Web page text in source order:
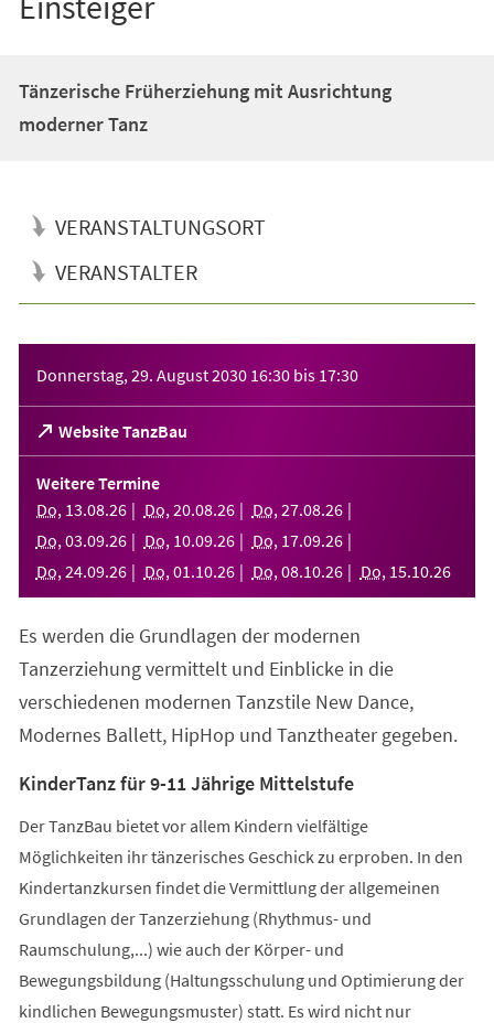
Tänzerische Früherziehung mit Ausrichtung
moderner Tanz
VERANSTALTUNGSORT
VERANSTALTER
Donnerstag, 29. August 2030 16:30 bis 17:30
Website TanzBau
(Öffnet
in
einem
neuen
Tab)
Weitere Termine
Do, 13.08.26 Do, 20.08.26 Do, 27.08.26
Do, 03.09.26 Do, 10.09.26 Do, 17.09.26
Do, 24.09.26 Do, 01 .10.26 Do, 08.10.26 Do, 15.10.26
Es werden die Grundlagen der modernen
Tanzerziehung vermittelt und Einblicke in die
verschiedenen modernen Tanzstile New Dance,
Modernes Ballett, HipHop und Tanztheater gegeben.
KinderTanz für 9-11 Jährige Mittelstufe
Der TanzBau bietet vor allem Kindern vielfältige
Möglichkeiten ihr tänzerisches Geschick zu erproben. In den
Kindertanzkursen findet die Vermittlung der allgemeinen
Grundlagen der Tanzerziehung (Rhythmus- und
Raumschulung,...) wie auch der Körper- und
Bewegungsbildung (Haltungsschulung und Optimierung der
kindlichen Bewegungsmuster) statt. Es wird nicht nur